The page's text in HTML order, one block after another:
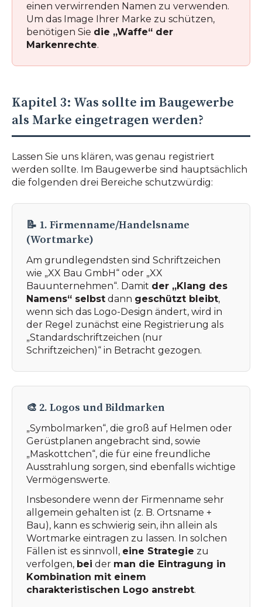
einen verwirrenden Namen zu verwenden.
Um das Image Ihrer Marke zu schützen,
benötigen Sie die „Waffe“ der
Markenrechte.
Kapitel 3: Was sollte im Baugewerbe
als Marke eingetragen werden?
Lassen Sie uns klären, was genau registriert
werden sollte. Im Baugewerbe sind hauptsächlich
die folgenden drei Bereiche schutzwürdig:
📝 1. Firmenname/Handelsname
(Wortmarke)
Am grundlegendsten sind Schriftzeichen
wie „XX Bau GmbH“ oder „XX
Bauunternehmen“. Damit der „Klang des
Namens“ selbst dann geschützt bleibt,
wenn sich das Logo-Design ändert, wird in
der Regel zunächst eine Registrierung als
„Standardschriftzeichen (nur
Schriftzeichen)“ in Betracht gezogen.
🎨 2. Logos und Bildmarken
„Symbolmarken“, die groß auf Helmen oder
Gerüstplanen angebracht sind, sowie
„Maskottchen“, die für eine freundliche
Ausstrahlung sorgen, sind ebenfalls wichtige
Vermögenswerte.
Insbesondere wenn der Firmenname sehr
allgemein gehalten ist (z. B. Ortsname +
Bau), kann es schwierig sein, ihn allein als
Wortmarke eintragen zu lassen. In solchen
Fällen ist es sinnvoll, eine Strategie zu
verfolgen, bei der man die Eintragung in
Kombination mit einem
charakteristischen Logo anstrebt.